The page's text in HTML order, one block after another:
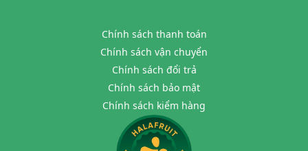
Chính sách thanh toán
Chính sách vận chuyển
Chính sách đổi trả
Chính sách bảo mật
Chính sách kiểm hàng